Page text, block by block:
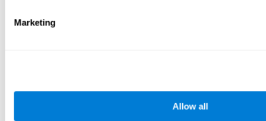
Marketing
Allow all